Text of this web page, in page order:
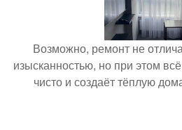
Возможно, ремонт не
изысканностью, но при этом
чисто и создаёт тёплую